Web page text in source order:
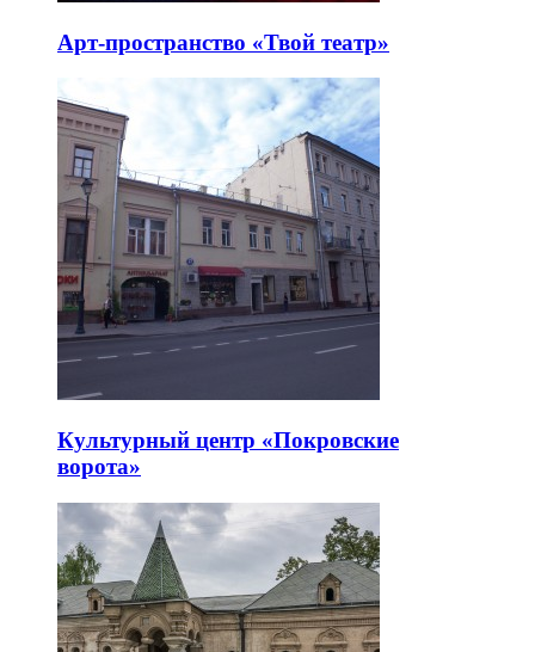
Арт-пространство «Твой театр»
Культурный центр «Покровские
ворота»